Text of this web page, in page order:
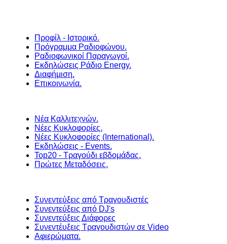
Προφίλ - Ιστορικό.
Πρόγραμμα Ραδιοφώνου.
Ραδιοφωνικοί Παραγωγοί.
Εκδηλώσεις Ράδιο Energy.
Διαφήμιση.
Επικοινωνία.
Νέα Καλλιτεχνών.
Νέες Κυκλοφορίες.
Νέες Κυκλοφορίες (International).
Εκδηλώσεις - Events.
Top20 - Τραγούδι εβδομάδας.
Πρώτες Μεταδόσεις.
Συνεντεύξεις από Τραγουδιστές
Συνεντεύξεις από DJ's
Συνεντεύξεις Διάφορες
Συνεντέυξεις Τραγουδιστών σε Video
Αφιερώματα.